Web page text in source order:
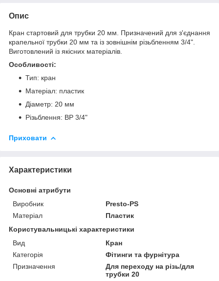
Опис
Кран стартовий для трубки 20 мм. Призначений для з'єднання
крапельної трубки 20 мм та із зовнішнім різьбленням 3/4".
Виготовлений із якісних матеріалів.
Особливості:
Тип: кран
Матеріал: пластик
Діаметр: 20 мм
Різьблення: ВР 3/4"
Приховати
Характеристики
Основні атрибути
Виробник
Presto-PS
Матеріал
Пластик
Користувальницькі характеристики
Вид
Кран
Категорія
Фітинги та фурнітура
Призначення
Для переходу на різь/для
трубки 20